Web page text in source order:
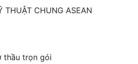
THUẬT CHUNG ASEAN
thầu trọn gói